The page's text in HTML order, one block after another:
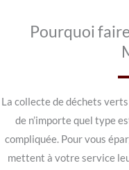
Pourquoi
La collecte de déchets
de n’importe quel type
compliquée. Pour vous
mettent à votre service